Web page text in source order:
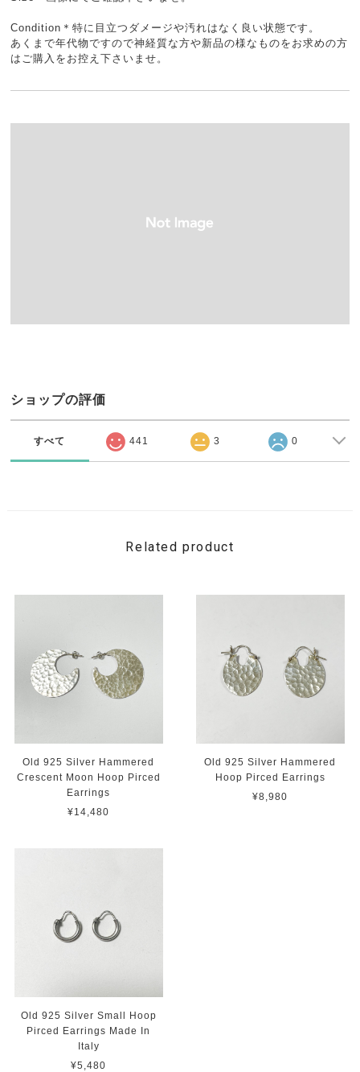
Condition＊特に目立つダメージや汚れはなく良い状態です。
あくまで年代物ですので神経質な方や新品の様なものをお求めの方
はご購入をお控え下さいませ。
ショップの評価
すべて 441 3 0
Related product
Old 925 Silver Hammered
Crescent Moon Hoop Pirced
Earrings
¥14,480
Old 925 Silver Hammered
Hoop Pirced Earrings
¥8,980
Old 925 Silver Small Hoop
Pirced Earrings Made In
Italy
¥5,480